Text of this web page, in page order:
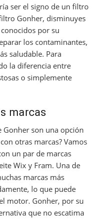
ser el signo de un filtro
Gonher, disminuyes
por su
los contaminantes,
saludable. Para
la diferencia entre
o simplemente
marcas
Gonher son una opción
otras marcas? Vamos
un par de marcas
Wix y Fram. Una de
marcas más
lo que puede
motor. Gonher, por su
que no escatima